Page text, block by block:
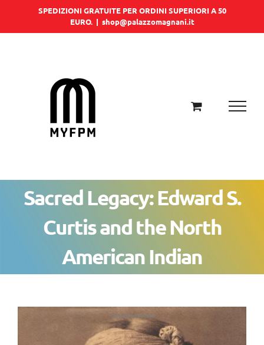
SPEDIZIONI GRATUITE PER ORDINI SUPERIORI A 50
EURO. | shop@palazzomagnani.it
Sacred Legacy: Edward S.
Curtis and the North
American Indian